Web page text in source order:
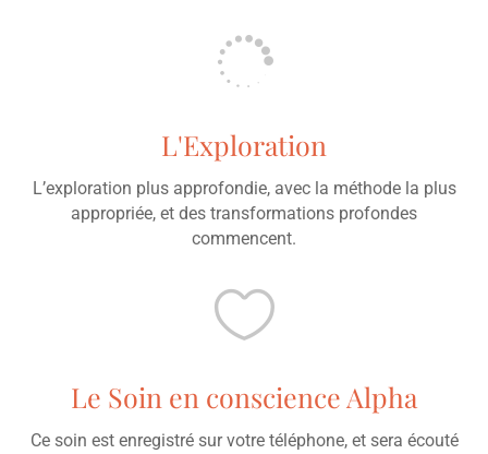

L'Exploration
L’exploration plus approfondie, avec la méthode la plus
appropriée, et des transformations profondes
commencent.

Le Soin en conscience Alpha
Ce soin est enregistré sur votre téléphone, et sera écouté